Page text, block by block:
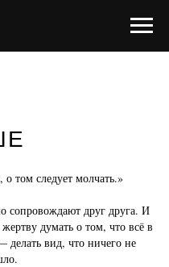
том следует молчать.»
сопровождают друг друга. И
думать о том, что всё в
вид, что ничего не